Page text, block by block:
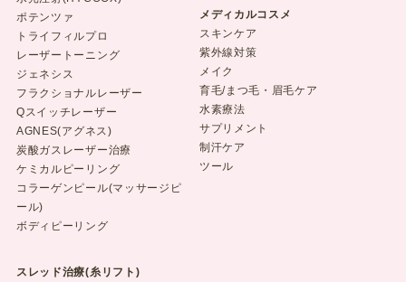
ポテンツァ
トライフィルプロ
レーザートーニング
ジェネシス
フラクショナルレーザー
Qスイッチレーザー
AGNES(アグネス)
炭酸ガスレーザー治療
ケミカルピーリング
コラーゲンピール(マッサージピ
ール)
ボディピーリング
スレッド治療(糸リフト)
メディカルコスメ
スキンケア
紫外線対策
メイク
育毛/まつ毛・眉毛ケア
水素療法
サプリメント
制汗ケア
ツール